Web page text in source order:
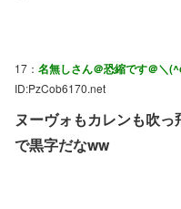
17： 名無しさん＠恐縮です＠＼
ID:PzCob6170.net
ヌーヴォもカレンも吹
で黒字だなww